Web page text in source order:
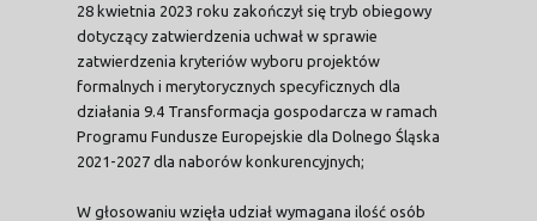
28 kwietnia 2023 roku zakończył się tryb obiegowy
dotyczący zatwierdzenia uchwał w sprawie
zatwierdzenia kryteriów wyboru projektów
formalnych i merytorycznych specyficznych dla
działania 9.4 Transformacja gospodarcza w ramach
Programu Fundusze Europejskie dla Dolnego Śląska
2021-2027 dla naborów konkurencyjnych;
W głosowaniu wzięła udział wymagana ilość osób